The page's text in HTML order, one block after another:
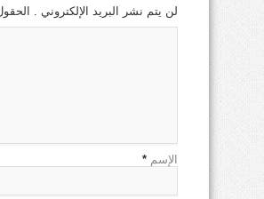
لن يتم نشر البريد الإلكتروني .
الإسم *